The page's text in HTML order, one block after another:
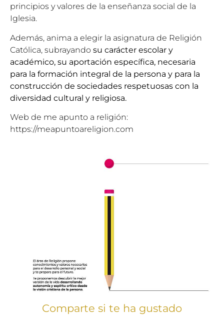
principios y valores de la enseñanza social de la
Iglesia.
Además, anima a elegir la asignatura de Religión
Católica, subrayando su carácter escolar y
académico, su aportación específica, necesaria
para la formación integral de la persona y para la
construcción de sociedades respetuosas con la
diversidad cultural y religiosa.
Web de me apunto a religión:
https://meapuntoareligion.com
Comparte si te ha gustado